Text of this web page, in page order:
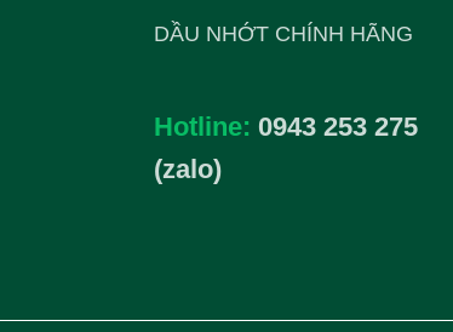
DẦU NHỚT CHÍNH HÃNG
Hotline: 0943 253 275
(zalo)